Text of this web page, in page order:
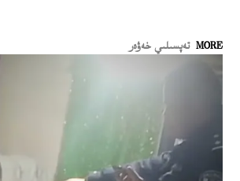
MORE تەپسىلىي خەۋەر